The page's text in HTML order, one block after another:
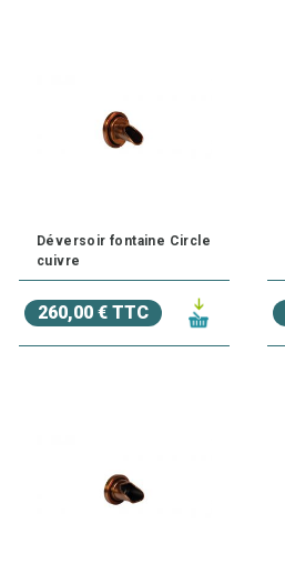
Déversoir fontaine Circle
cuivre
260,00 € TTC